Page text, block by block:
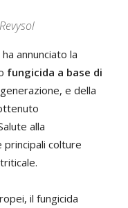
ha annunciato la
fungicida a base di
e della
alla
principali colture
il fungicida